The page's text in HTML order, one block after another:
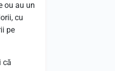
ou au un
cu
pe
că